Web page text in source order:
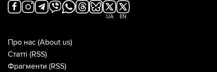
UA EN
Про нас (About us)
Статті (RSS)
Фрагменти (RSS)